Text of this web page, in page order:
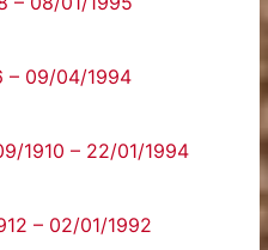
– 09/04/1994
1910 – 22/01/1994
– 02/01/1992